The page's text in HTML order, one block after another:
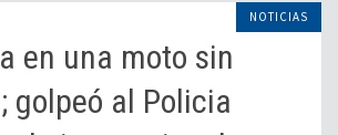
NOTICIAS
en una moto sin
golpeó al Policia